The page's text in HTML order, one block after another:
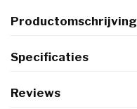
Productomschrijving
Specificaties
Reviews